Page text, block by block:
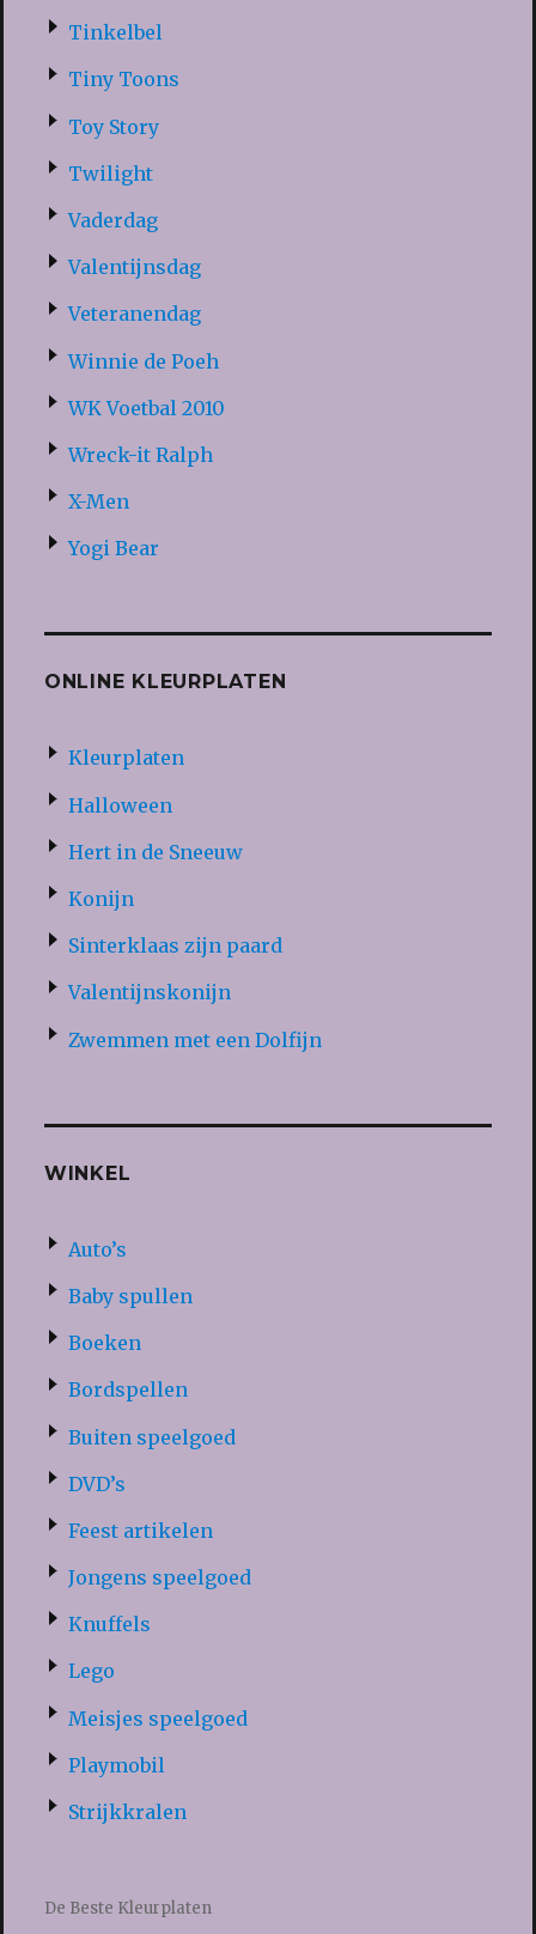
Tinkelbel
Tiny Toons
Toy Story
Twilight
Vaderdag
Valentijnsdag
Veteranendag
Winnie de Poeh
WK Voetbal 2010
Wreck-it Ralph
X-Men
Yogi Bear
ONLINE KLEURPLATEN
Kleurplaten
Halloween
Hert in de Sneeuw
Konijn
Sinterklaas zijn paard
Valentijnskonijn
Zwemmen met een Dolfijn
WINKEL
Auto’s
Baby spullen
Boeken
Bordspellen
Buiten speelgoed
DVD’s
Feest artikelen
Jongens speelgoed
Knuffels
Lego
Meisjes speelgoed
Playmobil
Strijkkralen
De Beste Kleurplaten